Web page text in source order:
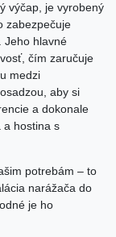
výčap, je vyrobený
zabezpečuje
Jeho hlavné
čím zaručuje
medzi
aby si
a dokonale
a hostina s
potrebám – to
narážača do
je ho